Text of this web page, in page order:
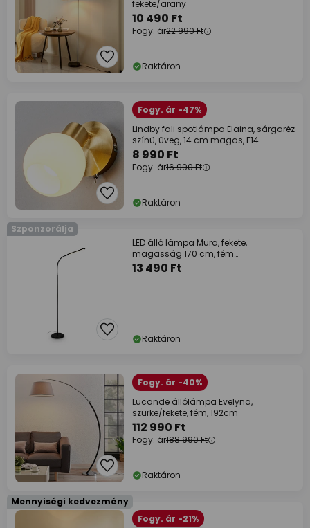
fekete/arany
10 490 Ft
Fogy. ár22 990 Ft
Raktáron
Fogy. ár -47%
Lindby fali spotlámpa Elaina, sárgaréz
színű, üveg, 14 cm magas, E14
8 990 Ft
Fogy. ár16 990 Ft
Raktáron
Szponzorálja
LED álló lámpa Mura, fekete,
magasság 170 cm, fém
érintésérzékeny dimmer
13 490 Ft
Raktáron
Fogy. ár -40%
Lucande állólámpa Evelyna,
szürke/fekete, fém, 192cm
112 990 Ft
Fogy. ár188 990 Ft
Raktáron
Mennyiségi kedvezmény
Fogy. ár -21%